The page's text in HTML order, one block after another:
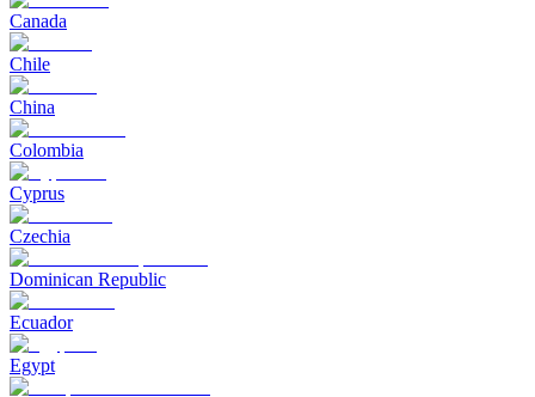
Canada
Chile
China
Colombia
Cyprus
Czechia
Dominican Republic
Ecuador
Egypt